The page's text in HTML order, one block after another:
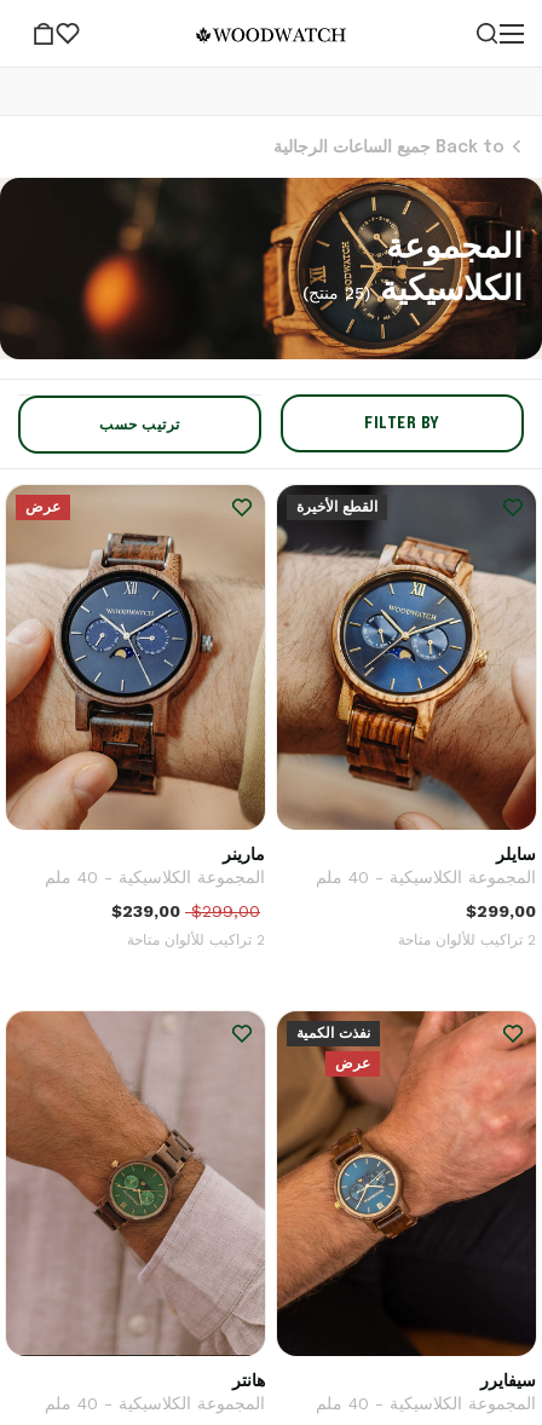
المجموعة
الكلاسيكية (25 منتج)
FILTER BY ترتيب حسب
القطع الأخيرة
سايلر
المجموعة الكلاسيكية - 40 ملم
$299,00
2 تراكيب للألوان متاحة
عرض
مارينر
المجموعة الكلاسيكية - 40 ملم
$299,00
$239,00
2 تراكيب للألوان متاحة
نفذت الكمية
عرض
سيفايرر
المجموعة الكلاسيكية - 40 ملم
هانتر
المجموعة الكلاسيكية - 40 ملم